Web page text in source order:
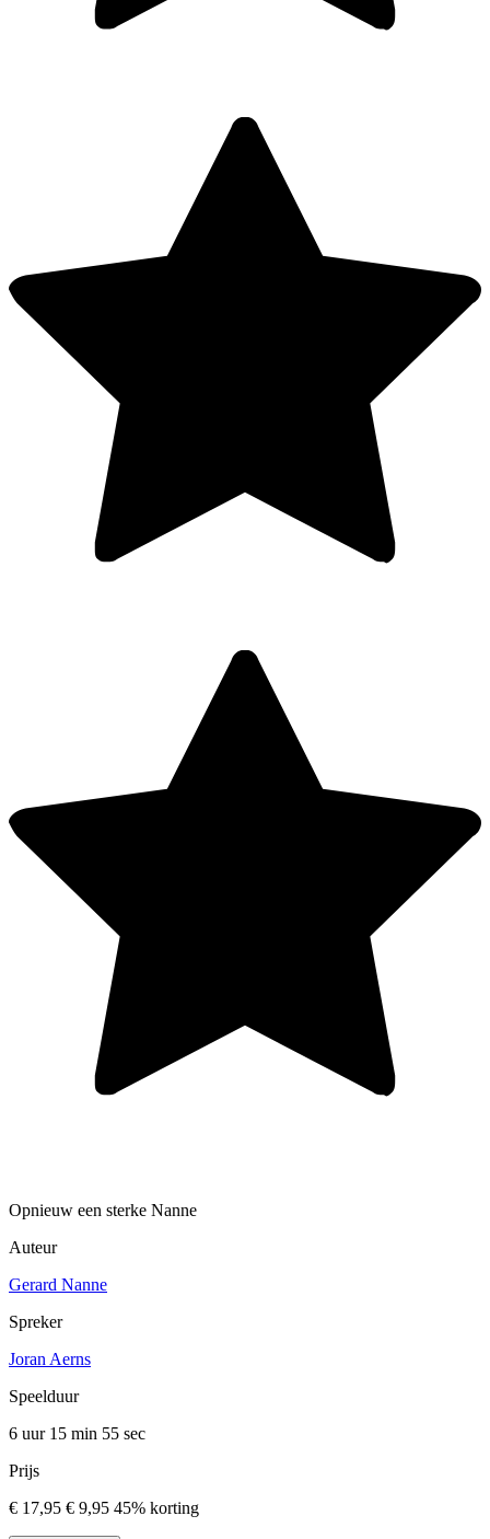
Opnieuw een sterke Nanne
Auteur
Gerard Nanne
Spreker
Joran Aerns
Speelduur
6 uur 15 min 55 sec
Prijs
€ 17,95 € 9,95 45% korting